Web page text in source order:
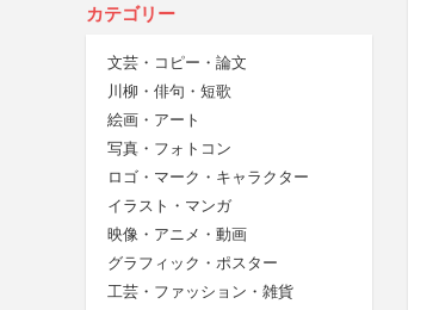
カテゴリー
文芸・コピー・論文
川柳・俳句・短歌
絵画・アート
写真・フォトコン
ロゴ・マーク・キャラクター
イラスト・マンガ
映像・アニメ・動画
グラフィック・ポスター
工芸・ファッション・雑貨